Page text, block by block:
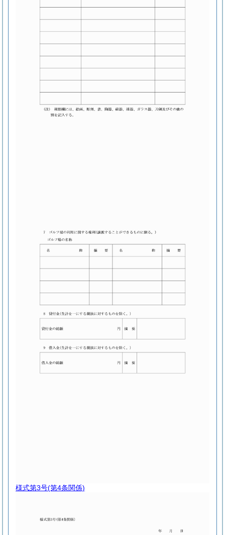
様式第3号(第4条関係)